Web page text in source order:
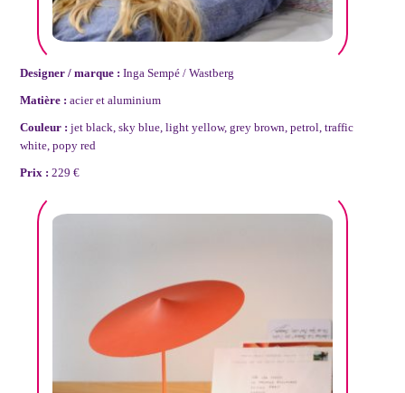
Designer / marque : Inga Sempé / Wastberg
Matière : acier et aluminium
Couleur : jet black, sky blue, light yellow, grey brown, petrol, traffic
white, popy red
Prix : 229 €